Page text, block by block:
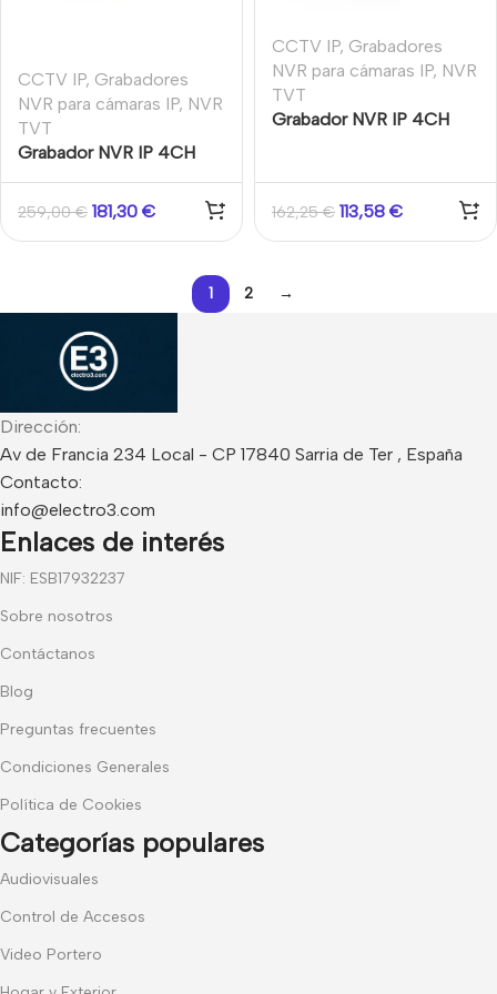
CCTV IP, Grabadores
NVR para cámaras IP, NVR
TVT
Grabador NVR IP 4CH
8MP 4CH PoE 1HDD VCA
Facial Matrículas
Perímetro
259,00€ 181,30 €
CCTV IP, Grabadores
NVR para cámaras IP, NVR
TVT
Grabador NVR IP 4CH
Facial 1HDD 80Mbps E/S
Audio NAT QR
162,25€ 113,58 €
1 2 →
Dirección:
Av de Francia 234 Local - CP 17840 Sarria de Ter , España
Contacto:
info@electro3.com
Enlaces de interés
NIF: ESB17932237
Sobre nosotros
Contáctanos
Blog
Preguntas frecuentes
Condiciones Generales
Política de Cookies
Categorías populares
Audiovisuales
Control de Accesos
Video Portero